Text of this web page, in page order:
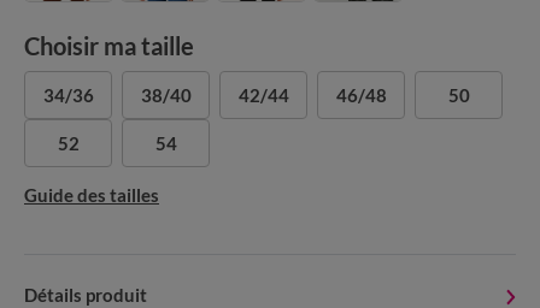
Choisir ma taille
34/36 38/40 42/44 46/48 50
52 54
Guide des tailles
Détails produit